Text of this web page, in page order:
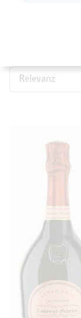
Chardonnay sowie
SortierenTop